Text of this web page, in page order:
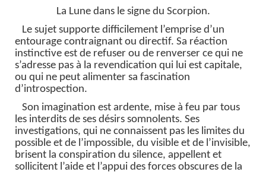
La Lune dans le signe du Scorpion.
Le sujet supporte difficilement l’emprise d’un
entourage contraignant ou directif. Sa réaction
instinctive est de refuser ou de renverser ce qui ne
s’adresse pas à la revendication qui lui est capitale,
ou qui ne peut alimenter sa fascination
d’introspection.
Son imagination est ardente, mise à feu par tous
les interdits de ses désirs somnolents. Ses
investigations, qui ne connaissent pas les limites du
possible et de l’impossible, du visible et de l’invisible,
brisent la conspiration du silence, appellent et
sollicitent l’aide et l’appui des forces obscures de la